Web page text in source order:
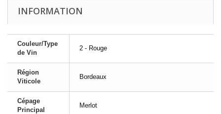
INFORMATION
Couleur/Type
de Vin
2 - Rouge
Région
Viticole
Bordeaux
Cépage
Principal
Merlot